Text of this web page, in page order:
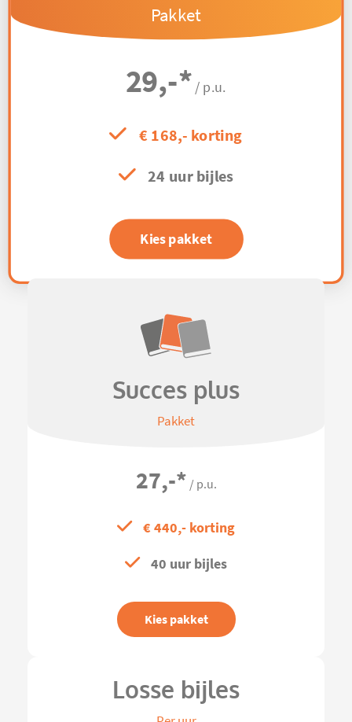
Pakket
29,-* / p.u.
€ 168,- korting
24 uur bijles
Kies pakket
Succes plus
Pakket
27,-* / p.u.
€ 440,- korting
40 uur bijles
Kies pakket
Losse bijles